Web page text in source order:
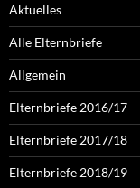
Aktuelles
Alle Elternbriefe
Allgemein
Elternbriefe 2016/17
Elternbriefe 2017/18
Elternbriefe 2018/19